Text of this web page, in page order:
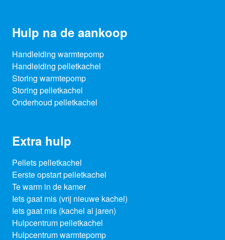
Hulp na de aankoop
Handleiding warmtepomp
Handleiding pelletkachel
Storing warmtepomp
Storing pelletkachel
Onderhoud pelletkachel
Extra hulp
Pellets pelletkachel
Eerste opstart pelletkachel
Te warm in de kamer
Iets gaat mis (vrij nieuwe kachel)
Iets gaat mis (kachel al jaren)
Hulpcentrum pelletkachel
Hulpcentrum warmtepomp